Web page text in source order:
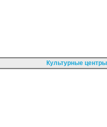
Культурные